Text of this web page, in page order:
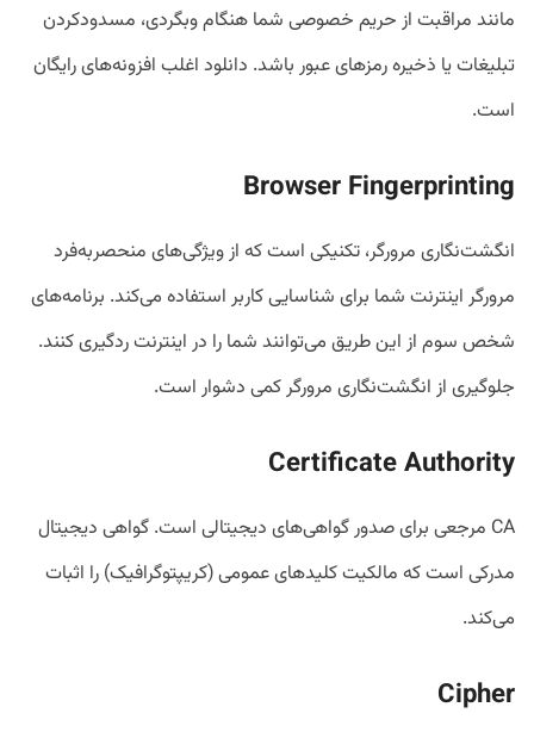
مانند مراقبت از حریم خصوصی شما هنگام وبگردی، مسدودکردن
تبلیغات یا ذخیره رمزهای عبور باشد. دانلود اغلب افزونه‌های رایگان
است.
Browser Fingerprinting
انگشت‌نگاری مرورگر، تکنیکی است که از ویژگی‌های منحصربه‌فرد
مرورگر اینترنت شما برای شناسایی کاربر استفاده می‌کند. برنامه‌های
شخص سوم از این طریق می‌توانند شما را در اینترنت ردگیری کنند.
جلوگیری از انگشت‌نگاری مرورگر کمی دشوار است.
Certificate Authority
CA مرجعی برای صدور گواهی‌های دیجیتالی است. گواهی دیجیتال
مدرکی است که مالکیت کلیدهای عمومی (کریپتوگرافیک) را اثبات
می‌کند.
Cipher